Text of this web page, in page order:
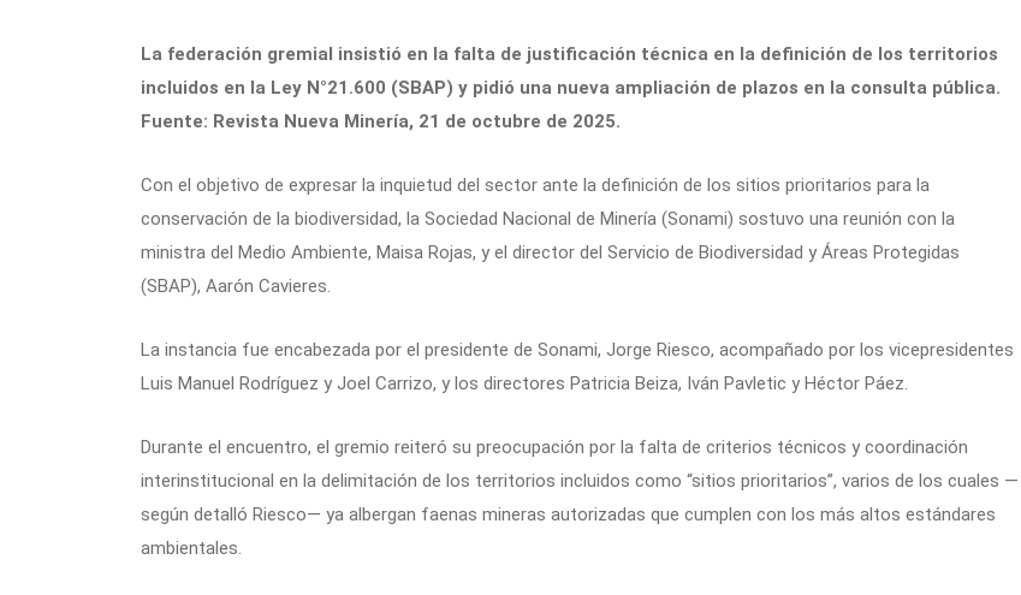
La federación gremial insistió en la falta de justificación técnica en la definición de los territorios
incluidos en la Ley N°21.600 (SBAP) y pidió una nueva ampliación de plazos en la consulta pública.
Fuente: Revista Nueva Minería, 21 de octubre de 2025.
Con el objetivo de expresar la inquietud del sector ante la definición de los sitios prioritarios para la
conservación de la biodiversidad, la Sociedad Nacional de Minería (Sonami) sostuvo una reunión con la
ministra del Medio Ambiente, Maisa Rojas, y el director del Servicio de Biodiversidad y Áreas Protegidas
(SBAP), Aarón Cavieres.
La instancia fue encabezada por el presidente de Sonami, Jorge Riesco, acompañado por los vicepresidentes
Luis Manuel Rodríguez y Joel Carrizo, y los directores Patricia Beiza, Iván Pavletic y Héctor Páez.
Durante el encuentro, el gremio reiteró su preocupación por la falta de criterios técnicos y coordinación
interinstitucional en la delimitación de los territorios incluidos como “sitios prioritarios”, varios de los cuales —
según detalló Riesco— ya albergan faenas mineras autorizadas que cumplen con los más altos estándares
ambientales.